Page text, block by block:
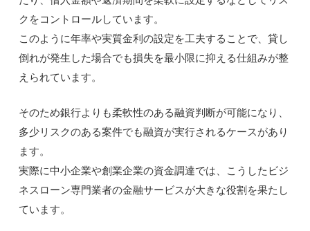
クをコントロールしています。
このように年率や実質金利の設定を工夫することで、貸し
倒れが発生した場合でも損失を最小限に抑える仕組みが整
えられています。
そのため銀行よりも柔軟性のある融資判断が可能になり、
多少リスクのある案件でも融資が実行されるケースがあり
ます。
実際に中小企業や創業企業の資金調達では、こうしたビジ
ネスローン専門業者の金融サービスが大きな役割を果たし
ています。